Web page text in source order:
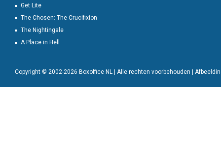
Get Lite
The Chosen: The Crucifixion
The Nightingale
A Place in Hell
Copyright © 2002-2026 Boxoffice NL | Alle rechten voorbehouden |